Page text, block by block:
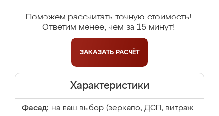
Поможем рассчитать точную стоимость!
Ответим менее, чем за 15 минут!
ЗАКАЗАТЬ РАСЧЁТ
Характеристики
Фасад: на ваш выбор (зеркало, ДСП, витраж